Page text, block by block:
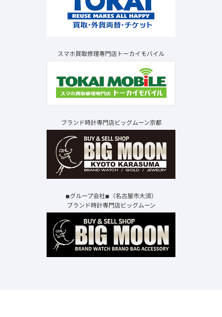
スマホ買取修理専門店トーカイモバイル
ブランド時計専門店ビッグムーン京都
◾︎グループ会社◾︎（名古屋市大須）
ブランド時計専門店ビッグムーン